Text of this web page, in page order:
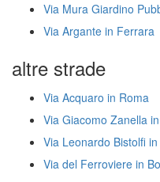
Via Mura Giardino
Via Argante in Ferrara
altre strade
Via Acquaro in Roma
Via Giacomo Zanella
Via Leonardo Bistolfi
Via del Ferroviere in